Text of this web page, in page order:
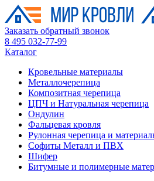
Заказать обратный звонок
8 495 032-77-99
Каталог
Кровельные материалы
Металлочерепица
Композитная черепица
ЦПЧ и Натуральная черепица
Ондулин
Фальцевая кровля
Рулонная черепица и
Софиты Металл и ПВХ
Шифер
Битумные и полимерные